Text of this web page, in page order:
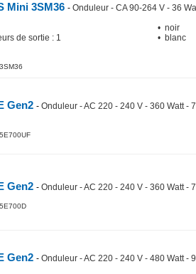
Mini 3SM36 - Onduleur - CA 90-264 V - 36
de sortie : 1
• noir
• blanc
Gen2 - Onduleur - AC 220 - 240 V - 360 Watt -
Gen2 - Onduleur - AC 220 - 240 V - 360 Watt -
Gen2 - Onduleur - AC 220 - 240 V - 480 Watt -